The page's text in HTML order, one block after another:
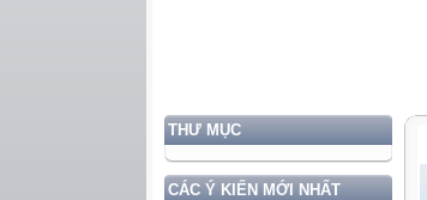
THƯ MỤC
CÁC Ý KIẾN MỚI NHẤT